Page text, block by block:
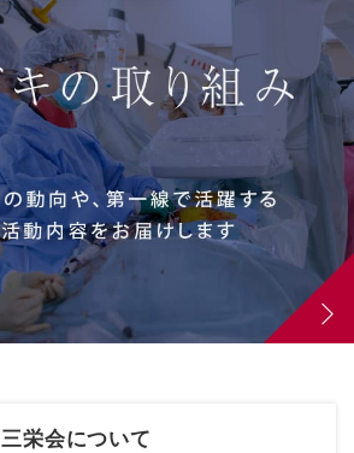
三栄会について